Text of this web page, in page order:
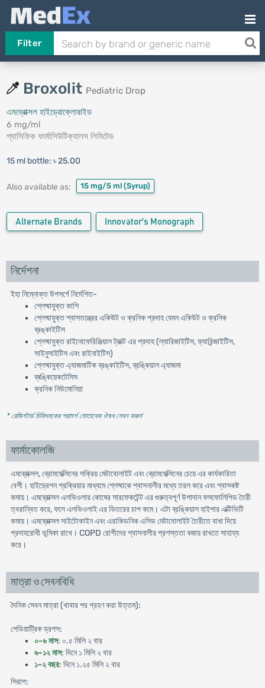
Filter
Broxolit Pediatric Drop
এমব্রোক্সল হাইড্রোক্লোরাইড
6 mg/ml
প্যাসিফিক ফার্মাসিউটিক্যালস লিমিটেড
15 ml bottle: ৳ 25.00
Also available as: 15 mg/5 ml (Syrup)
Alternate Brands Innovator's Monograph
নির্দেশনা
ইহা নিম্নোক্ত উপসর্গে নির্দেশিত-
শ্লেষ্মাযুক্ত কাশি
শ্লেষ্মাযুক্ত শ্বাসতন্ত্রের একিউট ও ক্রনিক প্রদাহ যেমন একিউট ও ক্রনিক
ব্রঙ্কাইটিস
শ্লেষ্মাযুক্ত রাইনোফেরিঞ্জিয়াল ট্রাক্ট এর প্রদাহ (ল্যারিজাইটিস, ফ্যারিন্জাইটিস,
সাইনুসাইটিস এবং রাইনাইটিস)
শ্লেষ্মাযুক্ত এ্যাজমাটিক ব্রঙ্কাইটিস, ব্রঙ্কিয়াল এ্যাজমা
ব্ৰঙ্কিয়েকটেসিস
ক্রনিক নিউমোনিয়া
* রেজিস্টার্ড চিকিৎসকের পরামর্শ মোতাবেক ঔষধ সেবন করুন'
ফার্মাকোলজি
এমব্রোক্সল, ব্রোমহেক্সিনের সক্রিয় মেটাবোলাইট এবং ব্রোমহেক্সিনের চেয়ে এর কার্যকারিতা
বেশী। হাইড্রেশন প্রক্রিয়ার মাধ্যমে শ্লেষ্মাকে শ্বাসনালীর মধ্যে তরল করে এবং শ্বাসকষ্ট
কমায়। এমব্রোক্সল এলভিওলার কোষের সারফেকটেন্ট এর গুরুত্বপূর্ণ উপাদান ফসফোলিপিড তৈরী
ত্বরান্বিত করে, ফলে এলভিওলাই এর ভিতরের চাপ কমে। এটা ব্রঙ্কিয়াল হাইপার এক্টিভিটি
কমায়। এমব্রোক্সল সাইটোকাইন এবং এরাকিডনিক এসিড মেটাবোলাইট তৈরীতে বাধা দিয়ে
প্রদাহরোধী ভূমিকা রাখে। COPD রোগীদের শ্বাসনালীর প্রশস্ততা বজায় রাখতে সাহায্য
করে।
মাত্রা ও সেবনবিধি
দৈনিক সেবন মাত্রা (খাবার পর গ্রহণ করা উত্তম):
পেডিয়াট্রিক ড্রপস:
০-৬ মাস: ০.৫ মিলি ২ বার
৬-১২ মাস: দিনে ১ মিলি ২ বার
১-২ বছর: দিনে ১.২৫ মিলি ২ বার
সিরাপ: